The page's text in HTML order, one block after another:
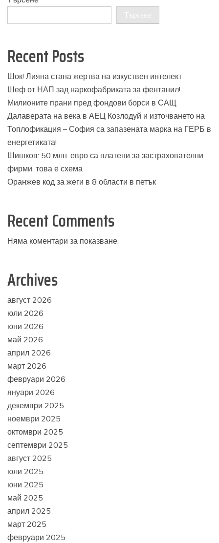
Търсене
Recent Posts
Шок! Лияна стана жертва на изкуствен интелект
Шеф от НАП зад наркофабриката за фентанил!
Милионите прани пред фондови борси в САЩ
Далаверата на века в АЕЦ Козлодуй и източването на
Топлофикация – София са запазената марка на ГЕРБ в
енергетиката!
Шишков: 50 млн. евро са платени за застрахователни
фирми, това е схема
Оранжев код за жеги в 8 области в петък
Recent Comments
Няма коментари за показване.
Archives
август 2026
юли 2026
юни 2026
май 2026
април 2026
март 2026
февруари 2026
януари 2026
декември 2025
ноември 2025
октомври 2025
септември 2025
август 2025
юли 2025
юни 2025
май 2025
април 2025
март 2025
февруари 2025